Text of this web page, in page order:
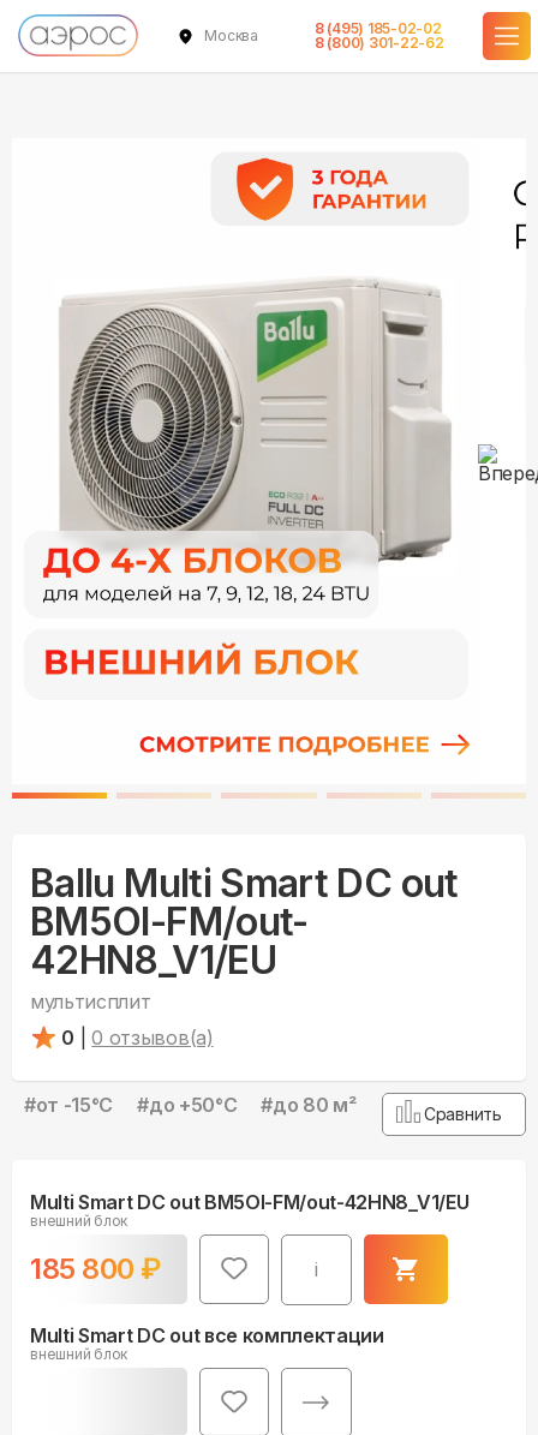
Москва
8 (495) 185-02-02
8 (800) 301-22-62
Ballu Multi Smart DC out
BM5OI-FM/out-
42HN8_V1/EU
мультисплит
0
0 отзывов(а)
#от -15°С #до +50°С #до 80 м² Сравнить
Multi Smart DC out BM5OI-FM/out-42HN8_V1/EU
внешний блок
185 800 ₽ i
в наличии
Multi Smart DC out все комплектации
внешний блок
в наличии